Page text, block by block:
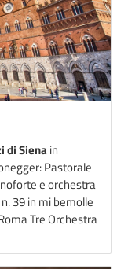
di Sienain
Pastorale
e orchestra
39 in mi bemolle
Tre Orchestra